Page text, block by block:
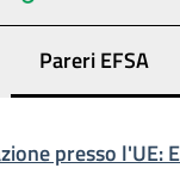
Pareri EFSA
presso l'UE: